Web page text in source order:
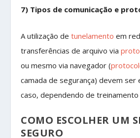
7) Tipos de comunicação e
A utilização detunelamento em
transferências de arquivo via
ou mesmo via navegador (
camada de segurança) devem ser
caso, dependendo de treinamento
COMO ESCOLHER UM
SEGURO